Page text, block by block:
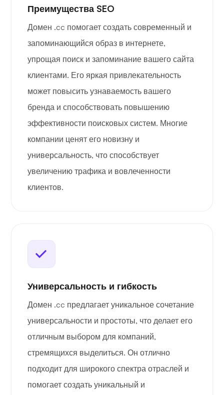
Преимущества SEO
Домен .cc помогает создать современный и
запоминающийся образ в интернете,
упрощая поиск и запоминание вашего сайта
клиентами. Его яркая привлекательность
может повысить узнаваемость вашего
бренда и способствовать повышению
эффективности поисковых систем. Многие
компании ценят его новизну и
универсальность, что способствует
увеличению трафика и вовлеченности
клиентов.
Универсальность и гибкость
Домен .cc предлагает уникальное сочетание
универсальности и простоты, что делает его
отличным выбором для компаний,
стремящихся выделиться. Он отлично
подходит для широкого спектра отраслей и
помогает создать уникальный и